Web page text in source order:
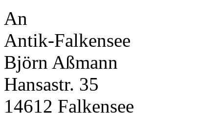
An
Antik-Falkensee
Björn Aßmann
Hansastr. 35
14612 Falkensee